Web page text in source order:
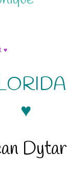
♥
♥
Dytar